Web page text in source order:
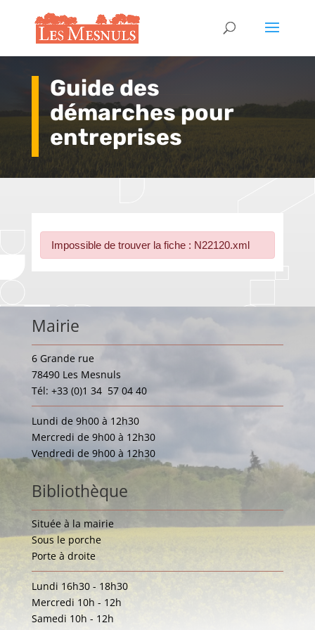
Guide des
démarches pour
entreprises
Impossible de trouver la fiche : N22120.xml
Mairie
6 Grande rue
78490 Les Mesnuls
Tél: +33 (0)1 34 57 04 40
Lundi de 9h00 à 12h30
Mercredi de 9h00 à 12h30
Vendredi de 9h00 à 12h30
Bibliothèque
Située à la mairie
Sous le porche
Porte à droite
Lundi 16h30 - 18h30
Mercredi 10h - 12h
Samedi 10h - 12h